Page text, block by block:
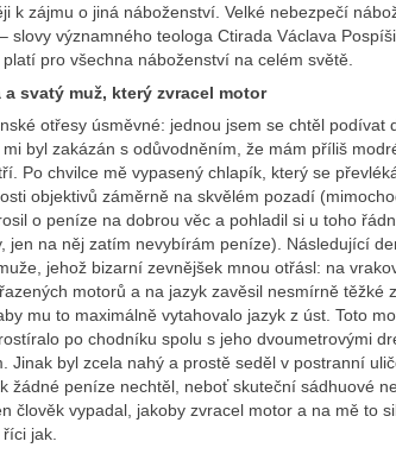
k zájmu o jiná náboženství. Velké nebezpečí
slovy významného teologa Ctirada Václava
pro všechna náboženství na celém světě.
a svatý muž, který zvracel motor
otřesy úsměvné: jednou jsem se chtěl podívat
byl zakázán s odůvodněním, že mám příliš
Po chvilce mě vypasený chlapík, který se
objektivů záměrně na skvělém pozadí
o peníze na dobrou věc a pohladil si u toho
jen na něj zatím nevybírám peníze). Následující
jehož bizarní zevnějšek mnou otřásl: na
motorů a na jazyk zavěsil nesmírně těžké
mu to maximálně vytahovalo jazyk z úst. Toto
po chodníku spolu s jeho dvoumetrovými
Jinak byl zcela nahý a prostě seděl v postranní
žádné peníze nechtěl, neboť skuteční sádhuové
člověk vypadal, jakoby zvracel motor a na mě to
jak.